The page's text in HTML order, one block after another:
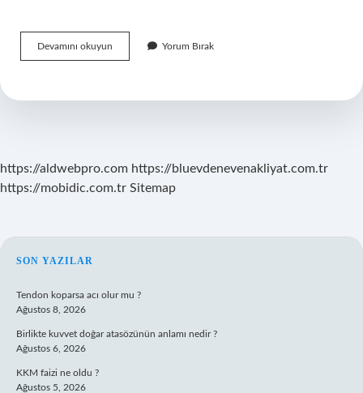
Devamını okuyun Kuluçkada
Yumurta
Yorum Bırak
https://aldwebpro.com https://bluevdenevenakliyat.com.tr
https://mobidic.com.tr Sitemap
SIDEBAR
SON YAZILAR
Tendon koparsa acı olur mu ?
Ağustos 8, 2026
Birlikte kuvvet doğar atasözünün anlamı nedir ?
Ağustos 6, 2026
KKM faizi ne oldu ?
Ağustos 5, 2026